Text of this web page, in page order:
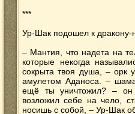
***
Ур-Шак подошел к дракону-
– Мантия, что надета на
которые некогда
сокрыта твоя душа, – орк
амулетом Аданоса. –
ещё ты уничтожил? –
возложил себе на чело,
носишь с собой, – Ур-Шак